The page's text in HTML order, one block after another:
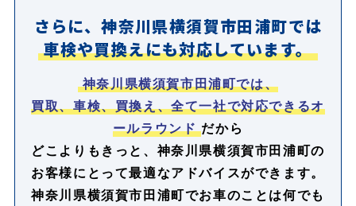
さらに、神奈川県横須賀市田浦町では
車検や買換えにも対応しています。
神奈川県横須賀市田浦町では、
買取、車検、買換え、全て一社で対応できるオ
ールラウンド だから
どこよりもきっと、神奈川県横須賀市田浦町の
お客様にとって最適なアドバイスができます。
神奈川県横須賀市田浦町でお車のことは何でも